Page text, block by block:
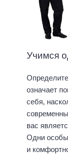
Учимся
означает
себя,
вас
Одни
и